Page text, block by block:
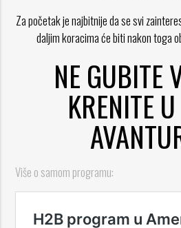
Za početak je najbitnije da se svi
daljim koracima će biti nakon toga
NE GUBITE
KRENITE
Više o samom programu: